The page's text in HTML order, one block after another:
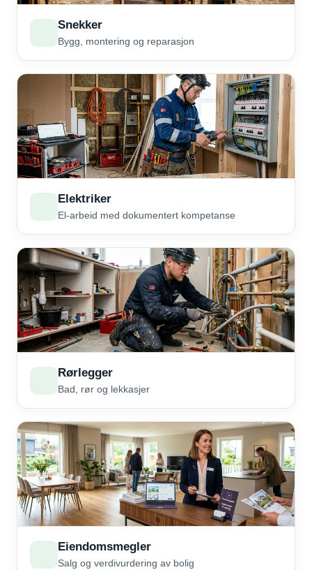
Snekker
Bygg, montering og reparasjon
Elektriker
El-arbeid med dokumentert kompetanse
Rørlegger
Bad, rør og lekkasjer
Eiendomsmegler
Salg og verdivurdering av bolig